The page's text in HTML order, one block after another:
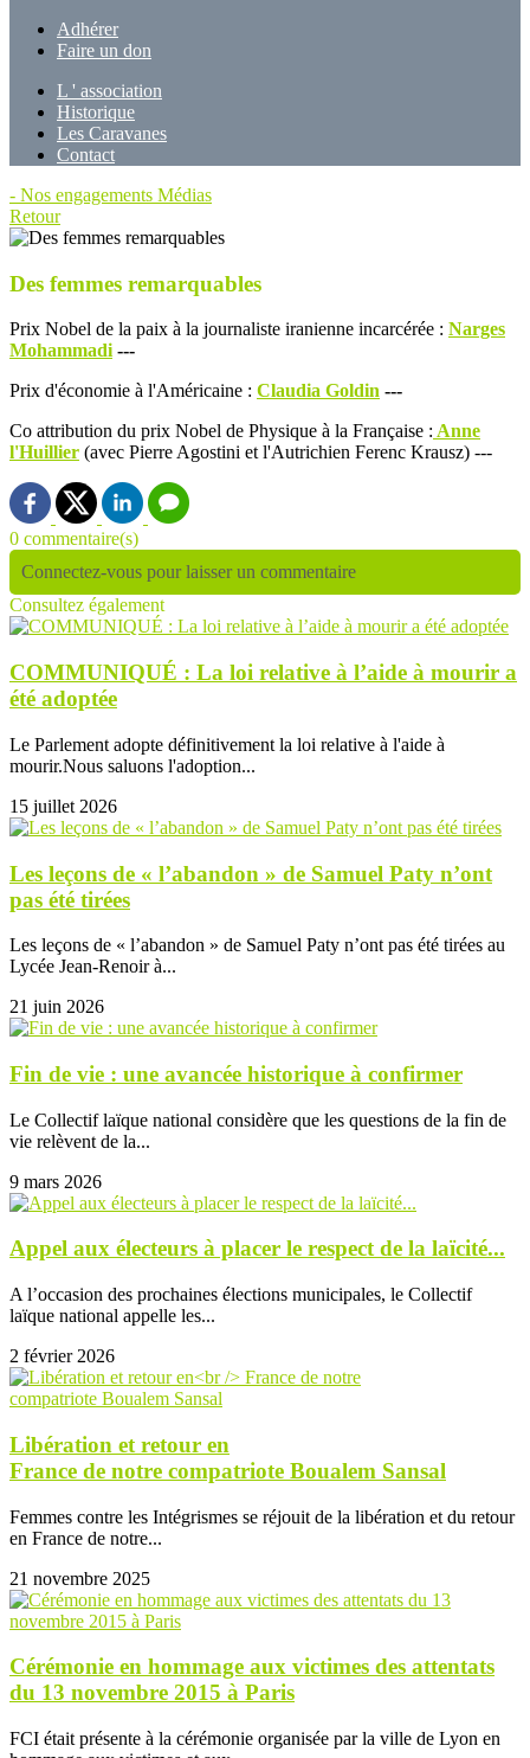
Adhérer
Faire un don
L ' association
Historique
Les Caravanes
Contact
- Nos engagements Médias
Retour
Des femmes remarquables
Prix Nobel de la paix à la journaliste iranienne incarcérée : Narges
Mohammadi---
Prix d'économie à l'Américaine : Claudia Goldin ---
Co attribution du prix Nobel de Physique à la Française : Anne
l'Huillier (avec Pierre Agostini et l'Autrichien Ferenc Krausz) ---
0 commentaire(s)
Connectez-vous pour laisser un commentaire
Consultez également
COMMUNIQUÉ : La loi relative à l’aide à mourir a
été adoptée
Le Parlement adopte définitivement la loi relative à l'aide à
mourir.Nous saluons l'adoption...
15 juillet 2026
Les leçons de « l’abandon » de Samuel Paty n’ont
pas été tirées
Les leçons de « l’abandon » de Samuel Paty n’ont pas été tirées au
Lycée Jean-Renoir à...
21 juin 2026
Fin de vie : une avancée historique à confirmer
Le Collectif laïque national considère que les questions de la fin de
vie relèvent de la...
9 mars 2026
Appel aux électeurs à placer le respect de la laïcité...
A l’occasion des prochaines élections municipales, le Collectif
laïque national appelle les...
2 février 2026
Libération et retour en
France de notre compatriote Boualem Sansal
Femmes contre les Intégrismes se réjouit de la libération et du retour
en France de notre...
21 novembre 2025
Cérémonie en hommage aux victimes des attentats
du 13 novembre 2015 à Paris
FCI était présente à la cérémonie organisée par la ville de Lyon en